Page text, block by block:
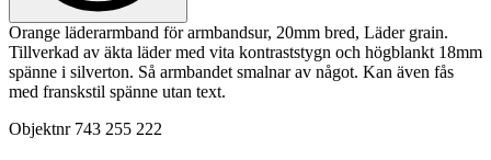
Orange läderarmband för armbandsur, 20mm bred, Läder grain.
Tillverkad av äkta läder med vita kontraststygn och högblankt 18mm
spänne i silverton. Så armbandet smalnar av något. Kan även fås
med franskstil spänne utan text.
Objektnr 743 255 222